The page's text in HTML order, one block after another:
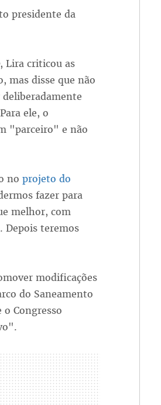
presidente da
, Lira criticou as
mas disse que não
ele, o
"parceiro" e não
no projeto do
fazer para
melhor, com
Depois teremos
modificações
do Saneamento
Congresso